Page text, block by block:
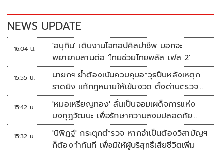
k k
NEWS UPDATE
16:04 น.
'อนุทิน' เดินงานโอทอปศิลปาชีพ บอกจะ
พยายามสานต่อ 'ไทยช่วยไทยพลัส เฟส 2'
15:55 น.
นายกฯ ย้ำต้องเน้นควบคุมอาวุธปืนหลังเหตุก
ราดยิง แก้กฎหมายให้เข้มงวด ตั้งด่านตรวจ
เพิ่ม
15:42 น.
'หมอเหรียญทอง' ลั่นเป็นจอมเผด็จการแห่ง
มงกุฎวัฒนะ เพื่อรักษาความสงบปลอดภัย
ภายในรพ.
15:32 น.
'นิพิฏฐ์' กระตุกตำรวจ หากจำเป็นต้องวิสามัญฯ
ก็ต้องทำทันที เพื่อมิให้ผู้บริสุทธิ์เสียชีวิตเพิ่ม